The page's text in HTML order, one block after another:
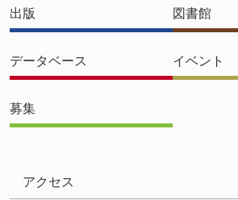
出版 図書館
データベース イベント
募集
アクセス